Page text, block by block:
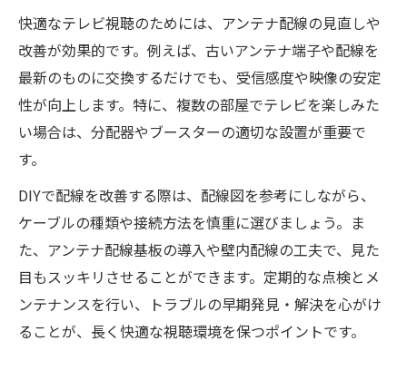
快適なテレビ視聴のためには、アンテナ配線の見直しや
改善が効果的です。例えば、古いアンテナ端子や配線を
最新のものに交換するだけでも、受信感度や映像の安定
性が向上します。特に、複数の部屋でテレビを楽しみた
い場合は、分配器やブースターの適切な設置が重要で
す。
DIYで配線を改善する際は、配線図を参考にしながら、
ケーブルの種類や接続方法を慎重に選びましょう。ま
た、アンテナ配線基板の導入や壁内配線の工夫で、見た
目もスッキリさせることができます。定期的な点検とメ
ンテナンスを行い、トラブルの早期発見・解決を心がけ
ることが、長く快適な視聴環境を保つポイントです。